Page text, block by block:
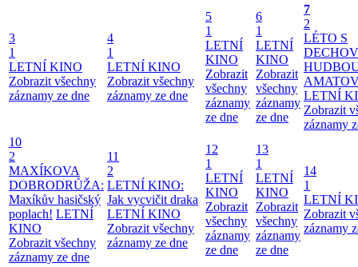
3
1
LETNÍ KINO
Zobrazit všechny
záznamy ze dne
4
1
LETNÍ KINO
Zobrazit všechny
záznamy ze dne
5
1
LETNÍ
KINO
Zobrazit
všechny
záznamy
ze dne
6
1
LETNÍ
KINO
Zobrazit
všechny
záznamy
ze dne
7
2
LÉTO S
LETNÍ
Zobrazit
záznamy
10
2
MAXÍKOVA
DOBRODRŮŽA:
Maxíkův hasičský
poplach! LETNÍ
KINO
Zobrazit všechny
záznamy ze dne
11
2
LETNÍ KINO:
Jak vycvičit draka
LETNÍ KINO
Zobrazit všechny
záznamy ze dne
12
1
LETNÍ
KINO
Zobrazit
všechny
záznamy
ze dne
13
1
LETNÍ
KINO
Zobrazit
všechny
záznamy
ze dne
14
1
LETNÍ
Zobrazit
záznamy